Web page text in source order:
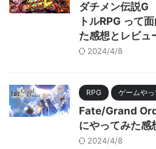
ダチメン伝説G
トルRPG って
た感想とレビュ
2024/4/8
RPG ゲームや
Fate/Grand
にやってみた感
2024/4/8